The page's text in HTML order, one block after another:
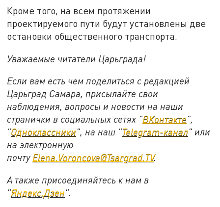
Кроме того, на всем протяжении
проектируемого пути будут установлены две
остановки общественного транспорта.
Уважаемые читатели Царьграда!
Если вам есть чем поделиться с редакцией
Царьград Самара, присылайте свои
наблюдения, вопросы и новости на наши
странички в социальных сетях "ВКонтакте",
"Одноклассники", на наш "Telegram-канал" или
на электронную
почту Elena.Voroncova@Tsargrad.TV.
А также присоединяйтесь к нам в
"Яндекс.Дзен".